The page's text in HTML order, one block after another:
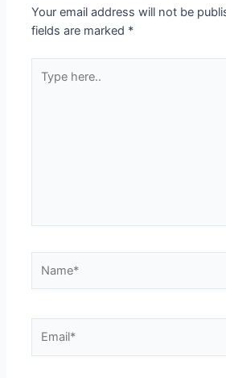
Your email address will not be
fields are marked *